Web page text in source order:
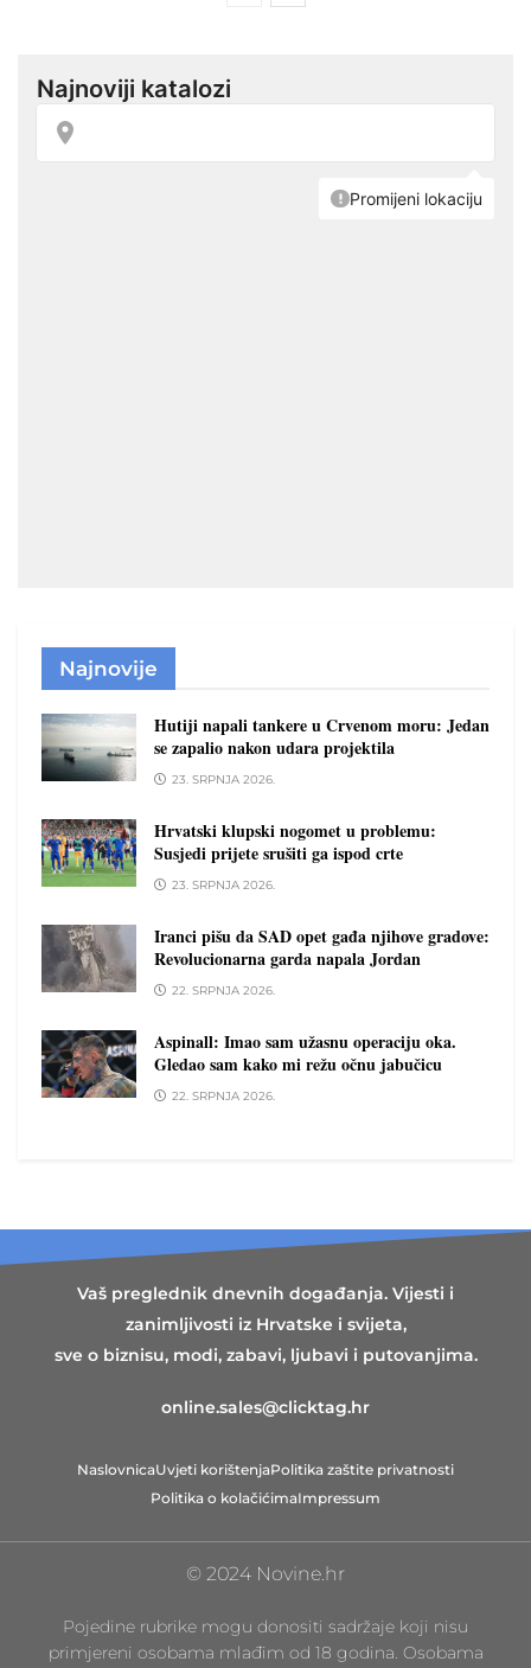
Najnovije
Hutiji napali tankere u Crvenom moru: Jedan
se zapalio nakon udara projektila
23. SRPNJA 2026.
Hrvatski klupski nogomet u problemu:
Susjedi prijete srušiti ga ispod crte
23. SRPNJA 2026.
Iranci pišu da SAD opet gađa njihove gradove:
Revolucionarna garda napala Jordan
22. SRPNJA 2026.
Aspinall: Imao sam užasnu operaciju oka.
Gledao sam kako mi režu očnu jabučicu
22. SRPNJA 2026.
Vaš preglednik dnevnih događanja. Vijesti i
zanimljivosti iz Hrvatske i svijeta,
sve o biznisu, modi, zabavi, ljubavi i putovanjima.
online.sales@clicktag.hr
NaslovnicaUvjeti korištenjaPolitika zaštite privatnosti
Politika o kolačićimaImpressum
© 2024 Novine.hr
Pojedine rubrike mogu donositi sadržaje koji nisu
primjereni osobama mlađim od 18 godina. Osobama